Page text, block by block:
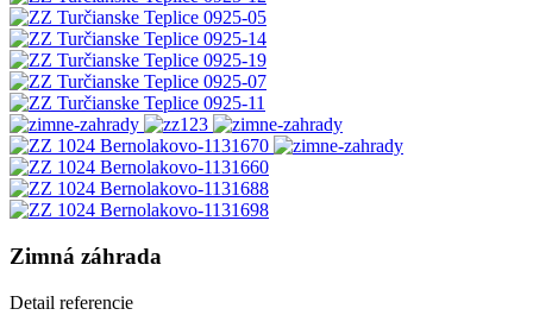
Zimná záhrada
Detail referencie